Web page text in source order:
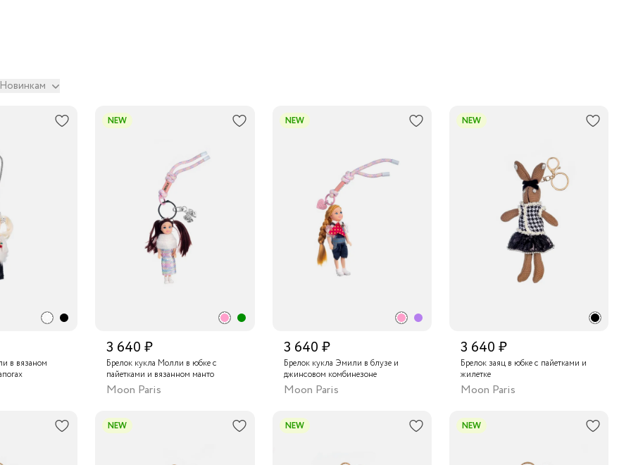
Новинкам
в вязаном
NEW
3 640 ₽
Брелок кукла Молли в юбке с
пайетками и вязанном манто
Moon Paris
NEW
3 640 ₽
Брелок кукла Эмили в блузе и
джинсовом комбинезоне
Moon Paris
NEW
3 640 ₽
Брелок заяц в юбке с пайетками и
жилетке
Moon Paris
NEW NEW NEW